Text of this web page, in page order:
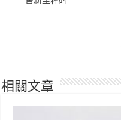
相關文章